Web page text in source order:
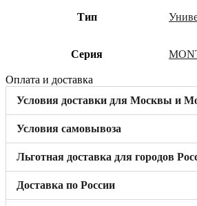
Тип
Cерия
Оплата и доставка
Условия доставки для Москвы и
Условия самовывоза
Льготная доставка для городов
Доставка по России